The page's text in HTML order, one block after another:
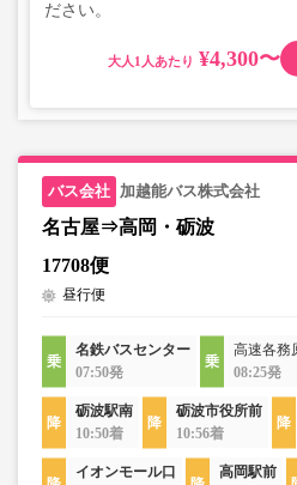
ださい。
大人 ¥4,300〜
加越能バス株式会社
名古屋⇒高岡・砺波
17708便
昼行便
名鉄バスセンター
07:50発
高速各務
08:25発
砺波駅南
10:50着
砺波市役所前
10:56着
イオンモール口
高岡駅前